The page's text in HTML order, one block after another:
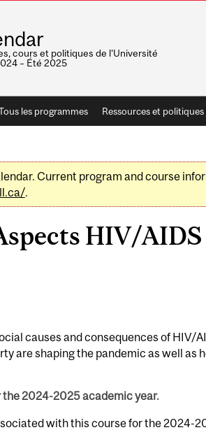
cours et politiques de l'Université
– Été 2025
les programmes Ressources et
Current program and course
.
HIV/
causes and consequences of HIV/
are shaping the pandemic as well
the 2024-2025 academic year.
with this course for the 2024-